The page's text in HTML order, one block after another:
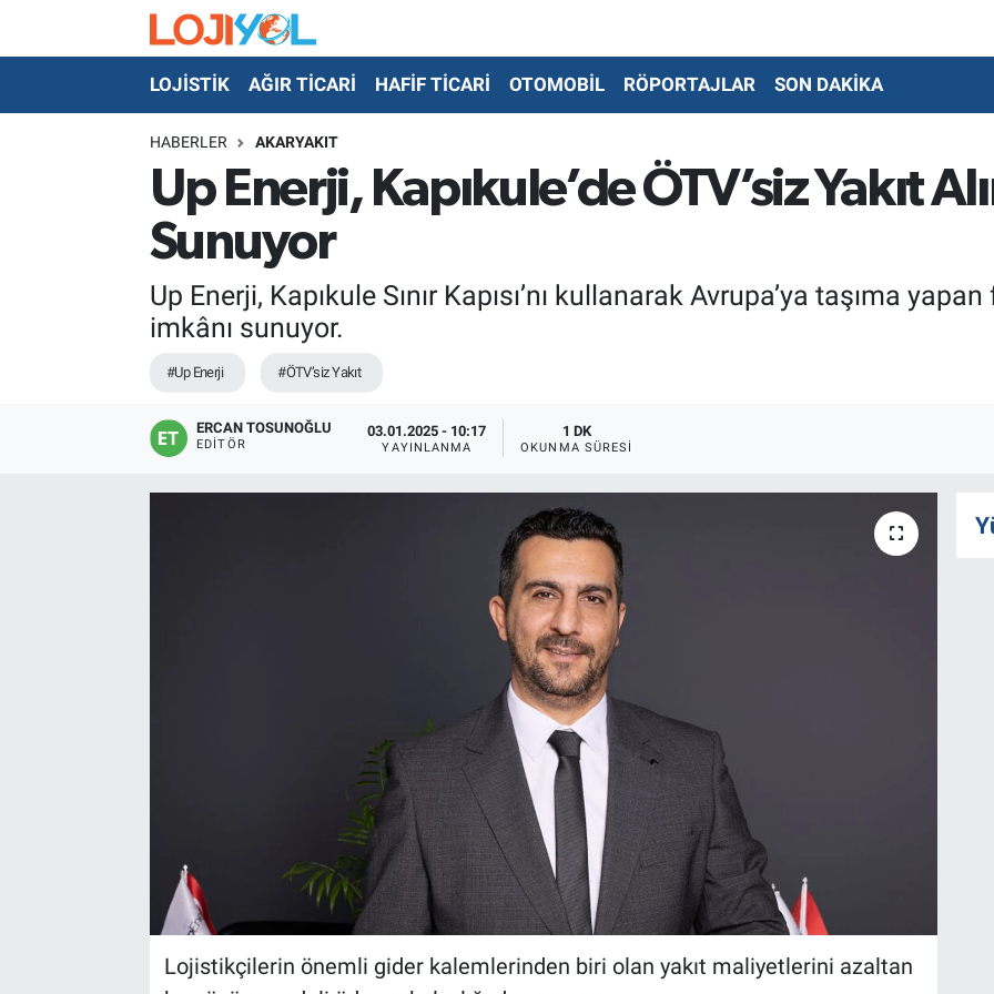
LOJİSTİK AĞIR TİCARİ HAFİF TİCARİ OTOMOBİL RÖPORTAJLAR SON DAKİKA
HABERLER AKARYAKIT
Up Enerji, Kapıkule’de ÖTV’siz Yakıt
Sunuyor
Up Enerji, Kapıkule Sınır Kapısı’nı kullanarak Avrupa’ya taşıma
imkânı sunuyor.
#Up Enerji #ÖTV’siz Yakıt
ERCAN TOSUNOĞLU
EDITÖR
03.01.2025 - 10:17
YAYINLANMA
1 DK
OKUNMA SÜRESI
Lojistikçilerin önemli gider kalemlerinden biri olan yakıt maliyetlerini azaltan
OTO-TEST